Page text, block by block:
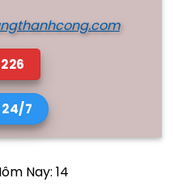
7
Nay: 14